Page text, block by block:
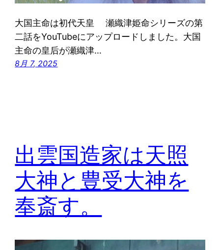
大国主命は初代天皇 瀬織津姫命シリーズの第
二話をYouTubeにアップロードしました。大国
主命の皇后が瀬織津…
8月 7, 2025
出雲国造家は天照
大神と豊受大神を
奉斎す。